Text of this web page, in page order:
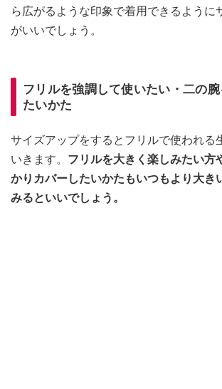
ら広がるような印象で着用できるように
がいいでしょう。
フリルを強調して使いたい・二の
たいかた
サイズアップをするとフリルで使われる
いきます。 フリルを大きく楽しみたい方
かりカバーしたいかたもいつもより大き
みるといいでしょう。